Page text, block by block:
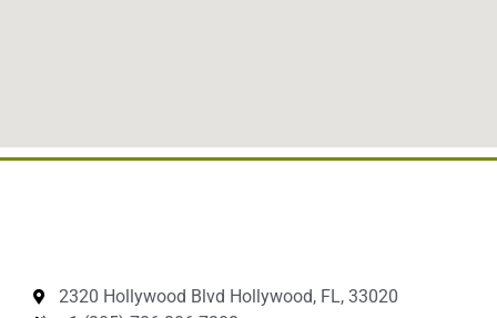
2320 Hollywood Blvd Hollywood, FL, 33020